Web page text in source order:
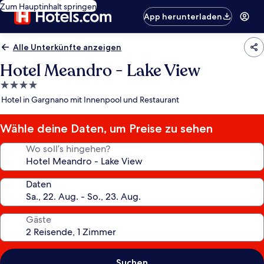
Zum Hauptinhalt springen
App herunterladen
Alle Unterkünfte anzeigen
Hotel Meandro - Lake View
4.0-
Sterne-
Hotel in Gargnano mit Innenpool und Restaurant
Wähle deine Daten, um Preise zu sehen
Wo soll’s hingehen?
Daten
Gäste